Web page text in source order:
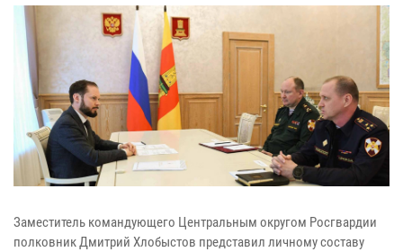
Заместитель командующего Центральным округом Росгвардии
полковник Дмитрий Хлобыстов представил личному составу